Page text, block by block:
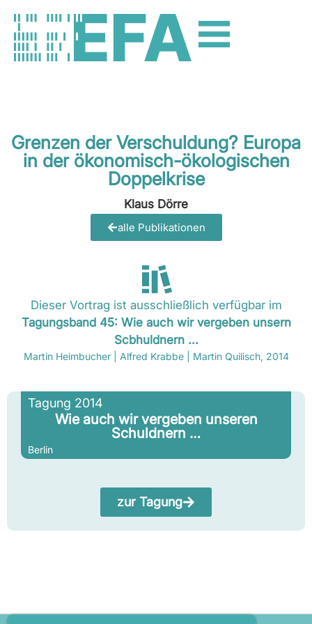
Grenzen der Verschuldung? Europa
in der ökonomisch-ökologischen
Doppelkrise
Klaus Dörre
alle Publikationen
Dieser Vortrag ist ausschließlich verfügbar im
Tagungsband 45: Wie auch wir vergeben unsern
Scbhuldnern ...
Martin Heimbucher | Alfred Krabbe | Martin Quilisch, 2014
Tagung 2014
Wie auch wir vergeben unseren
Schuldnern …
Berlin
zur Tagung